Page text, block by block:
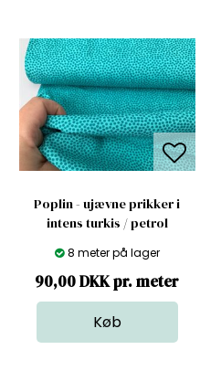
Poplin - ujævne prikker i
intens turkis / petrol
8 meter på lager
90,00 DKK pr. meter